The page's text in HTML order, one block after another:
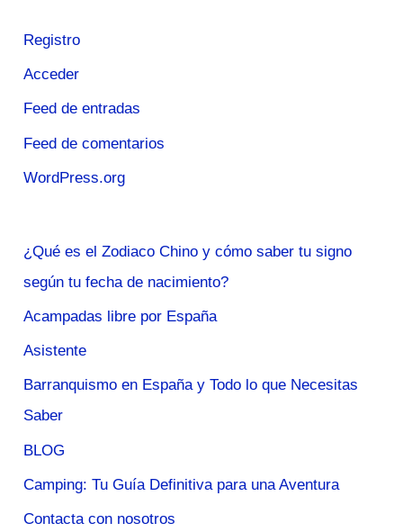
Registro
Acceder
Feed de entradas
Feed de comentarios
WordPress.org
¿Qué es el Zodiaco Chino y cómo saber tu signo
según tu fecha de nacimiento?
Acampadas libre por España
Asistente
Barranquismo en España y Todo lo que Necesitas
Saber
BLOG
Camping: Tu Guía Definitiva para una Aventura
Contacta con nosotros